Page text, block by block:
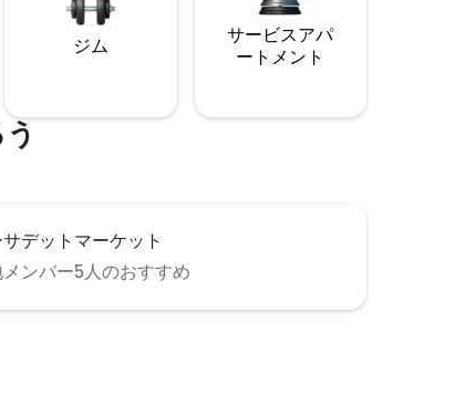
ジム
サービスアパ
ートメント
デットマーケット
ンバー5人のおすすめ